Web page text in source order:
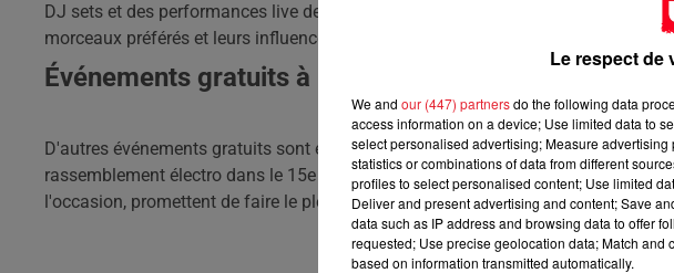
DJ sets et des performances live de RnBoi, Tiakola, Miki, Ronisia, Crystallmess
morceaux préférés et leurs influences musicales.
Événements gratuits à ne pas manquer
D'autres événements gratuits sont également au programme. La fête de Cookie
rassemblement électro dans le 15e arrondissement et des concerts dans la cour
l'occasion, promettent de faire le plein de musique et de bonne humeur.
Le respect de
We and our (447) partnersdo the following data
access information on a device; Use limited data to
select personalised advertising; Measure
statistics or combinations of data from different
profiles to select personalised content; Use limited
Deliver and present advertising and content; Save
data such as IP address and browsing data to offer
requested; Use precise geolocation data; Match
based on information transmitted automatically.